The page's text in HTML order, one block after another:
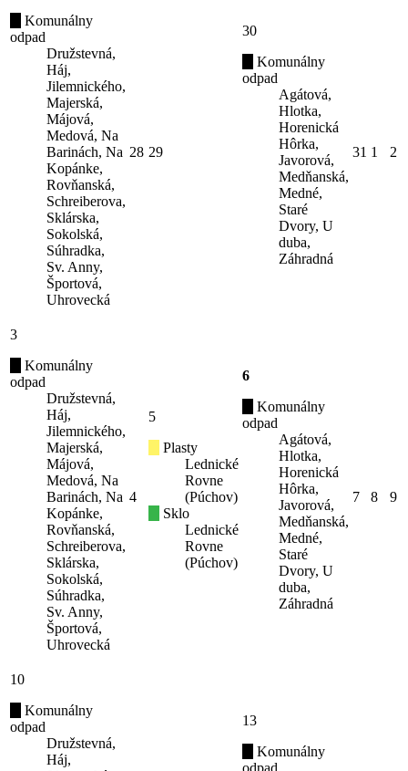
Komunálny
odpad
Družstevná,
Háj,
Jilemnického,
Majerská,
Májová,
Medová, Na
Barinách, Na
Kopánke,
Rovňanská,
Schreiberova,
Sklárska,
Sokolská,
Súhradka,
Sv. Anny,
Športová,
Uhrovecká
28 29
30
Komunálny
odpad
Agátová,
Hlotka,
Horenická
Hôrka,
Javorová,
Medňanská,
Medné,
Staré
Dvory, U
duba,
Záhradná
31 1 2
3
Komunálny
odpad
Družstevná,
Háj,
Jilemnického,
Majerská,
Májová,
Medová, Na
Barinách, Na
Kopánke,
Rovňanská,
Schreiberova,
Sklárska,
Sokolská,
Súhradka,
Sv. Anny,
Športová,
Uhrovecká
4
5
Plasty
Lednické
Rovne
(Púchov)
Sklo
Lednické
Rovne
(Púchov)
6
Komunálny
odpad
Agátová,
Hlotka,
Horenická
Hôrka,
Javorová,
Medňanská,
Medné,
Staré
Dvory, U
duba,
Záhradná
7 8 9
10
Komunálny
odpad
Družstevná,
Háj,
13
Komunálny
odpad